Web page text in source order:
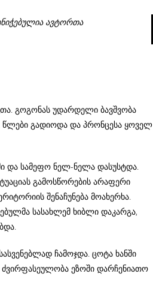
ავტორთა
გოგონას უდარდელი ბავშვობა
წლები გადიოდა და პრონცესა ყოველ
და სამეფო ნელ-ნელა დასუსტდა.
გამოსწორების არაფერი
შენაჩუნება მოახერხა.
სასახლემ ხიბლი დაკარგა,
ჩამოჯდა. ცოტა ხანში
ძვირფასეულობა ეზოში დარჩენიათო